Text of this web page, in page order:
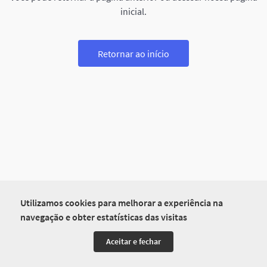
Utilizamos cookies para melhorar a experiência na
navegação e obter estatísticas das visitas
Aceitar e fechar
inicial.
Retornar ao início